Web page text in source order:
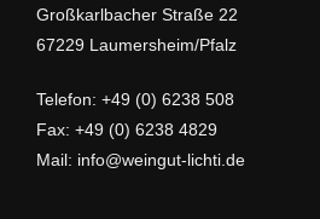
Großkarlbacher Straße 22
67229 Laumersheim/Pfalz
Telefon: +49 (0) 6238 508
Fax: +49 (0) 6238 4829
Mail: info@weingut-lichti.de